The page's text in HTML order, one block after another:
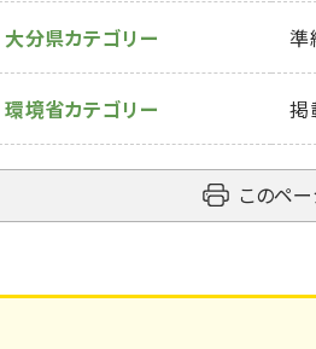
大分県カテゴリー 準
環境省カテゴリー 掲
このペ